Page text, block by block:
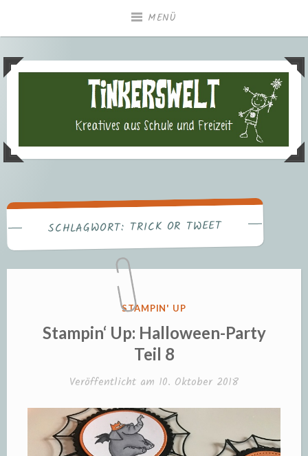
MENÜ
Tinkerswelt – Kreatives aus
Freizeit und Schule
SCHLAGWORT: TRICK OR TWEET
VERÖFFENTLICHT
STAMPIN' UP
Stampin‘ Up: Halloween-Party
Teil 8
Veröffentlicht am 10. Oktober 2018